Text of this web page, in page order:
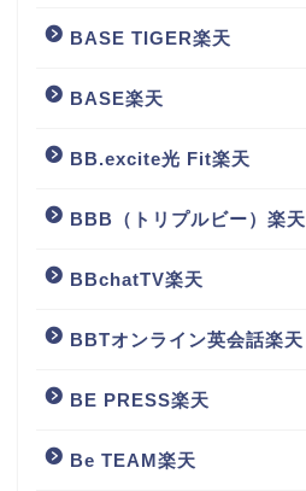
BASE TIGER楽天
BASE楽天
BB.excite光 Fit楽天
BBB（トリプルビー）楽天
BBchatTV楽天
BBTオンライン英会話楽天
BE PRESS楽天
Be TEAM楽天